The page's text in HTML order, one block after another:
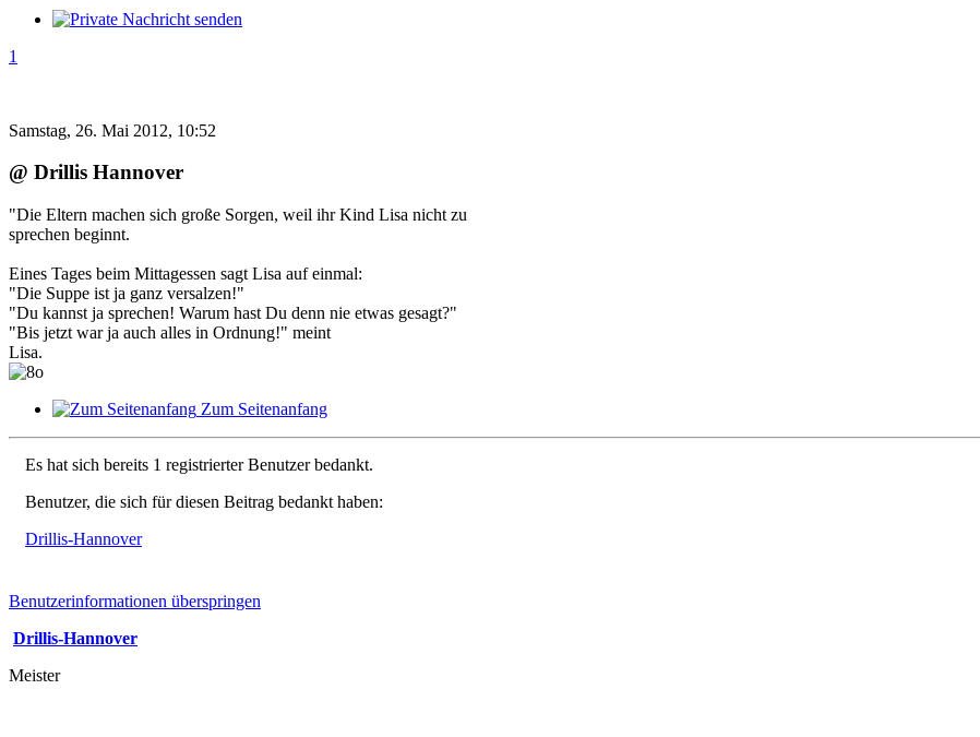
1
Samstag, 26. Mai 2012, 10:52
@ Drillis Hannover
"Die Eltern machen sich große Sorgen, weil ihr Kind Lisa nicht zu
sprechen beginnt.
Eines Tages beim Mittagessen sagt Lisa auf einmal:
"Die Suppe ist ja ganz versalzen!"
"Du kannst ja sprechen! Warum hast Du denn nie etwas gesagt?"
"Bis jetzt war ja auch alles in Ordnung!" meint
Lisa.
Zum Seitenanfang
Es hat sich bereits 1 registrierter Benutzer bedankt.
Benutzer, die sich für diesen Beitrag bedankt haben:
Drillis-Hannover
Benutzerinformationen überspringen
Drillis-Hannover
Meister